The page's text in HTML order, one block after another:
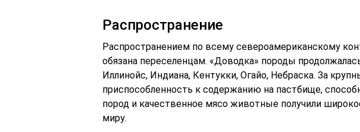
Распространение
Распространением по всему североамериканскому
обязана переселенцам. «Доводка» породы
Иллинойс, Индиана, Кентукки, Огайо, Небраска. За
приспособленность к содержанию на пастбище,
пород и качественное мясо животные получили
миру.